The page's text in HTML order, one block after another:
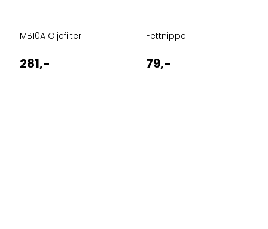
MB10A Oljefilter
281,-
Fettnippel
79,-